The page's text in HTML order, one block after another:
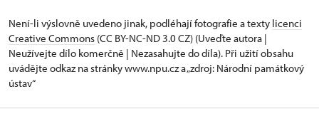
Není-li výslovně uvedeno jinak, podléhají fotografie a texty licenci
Creative Commons (CC BY-NC-ND 3.0 CZ) (Uveďte autora |
Neužívejte dílo komerčně | Nezasahujte do díla). Při užití obsahu
uvádějte odkaz na stránky www.npu.cz a „zdroj: Národní památkový
ústav“